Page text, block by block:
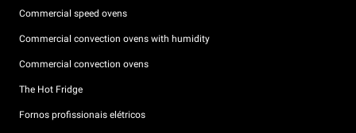
Commercial speed ovens
Commercial convection ovens with humidity
Commercial convection ovens
The Hot Fridge
Fornos profissionais elétricos